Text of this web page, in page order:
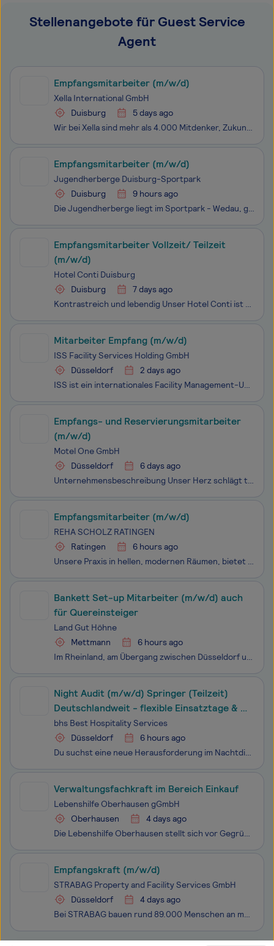
Stellenangebote für Guest Service
Agent
Empfangsmitarbeiter (m/w/d)
Xella International GmbH
Duisburg
5 days ago
Wir bei Xella sind mehr als 4.000 Mitdenker, Zukunftsgestalter, Anpacker und Impulsgeber für die Zukunft des Bauens. Nationale und internationale Projekte (wie die Mitarbeit beim Marissa Ferienpark, Nationalstadion in Budapest oder das neue Nationalmuseum Oslo) im Bereich Bau- und Dämmstoffe, starke
Empfangsmitarbeiter (m/w/d)
Jugendherberge Duisburg-Sportpark
Duisburg
9 hours ago
Die Jugendherberge liegt im Sportpark - Wedau, gegenüber der Schauinsland - Reisen Arena Duisburg. Die Jugendherberge verfügt über 220 Betten in 70 Zimmern. Des Weiteren verfügt das Haus über eine Sporthalle sowie 7, auf dem neuesten Stand der Technik eingerichtete Tagungsräume für bis zu 180 Perso
Empfangsmitarbeiter Vollzeit/ Teilzeit
(m/w/d)
Hotel Conti Duisburg
Duisburg
7 days ago
Kontrastreich und lebendig Unser Hotel Conti ist ein charmantes Businesshotel. Wir befinden uns in top Citylage und unsere Gästezimmer sind trotzdem absolut ruhig. Die Verkehrsanbindung zum Flughafen und zur Messe Düsseldorf, zur Messe Essen, zur Autobahn, zum Duisburger Hauptbahnhof und zum Landsch
Mitarbeiter Empfang (m/w/d)
ISS Facility Services Holding GmbH
Düsseldorf
2 days ago
ISS ist ein internationales Facility Management-Unternehmen: Wir erbringen unterschiedliche Dienstleistungen rund um die Bewirtschaftung von Gebäuden, Büros, Produktionsstätten und technischen Anlagen. Unsere Mitarbeitenden leisten Services in den Bereichen Technik, Reinigung, Catering, Security, Ba
Empfangs- und Reservierungsmitarbeiter
(m/w/d)
Motel One GmbH
Düsseldorf
6 days ago
Unternehmensbeschreibung Unser Herz schlägt türkis. Arbeiten in der Motel One Group ist wie zu Freunden kommen, wo Wertschätzung und Unterstützung großgeschrieben werden und die individuelle Persönlichkeit willkommen ist. Wir begegnen uns auf Augenhöhe und verstehen uns als ein Team: von der G
Empfangsmitarbeiter (m/w/d)
REHA SCHOLZ RATINGEN
Ratingen
6 hours ago
Unsere Praxis in hellen, modernen Räumen, bietet umfangreiche Behandlungsmöglichkeiten. Sie liegt im Herzen der alten Bergischen Hauptstadt Ratingen im Norden von Düsseldorf. Unsere Patienten kommen vorwiegend aus dem orthopädischen und chirurgischen, teilweise auch neurologischen Bereich. Anstellu
Bankett Set-up Mitarbeiter (m/w/d) auch
für Quereinsteiger
Land Gut Höhne
Mettmann
6 hours ago
Im Rheinland, am Übergang zwischen Düsseldorf und Mettmann, nahe dem Neandertal liegt Land Gut Höhne. Das Bio-Hotel ist mit 135 Zimmern, 16 Veranstaltungsräumen, dem Gutshof-Restaurant und der Neandertal Therme in einen naturbelassenen Park eingebettet. Die Nähe zur A3, zu Großstätten und zum Flugha
Night Audit (m/w/d) Springer (Teilzeit)
Deutschlandweit - flexible Einsatztage & -
orte
bhs Best Hospitality Services
Düsseldorf
6 hours ago
Du suchst eine neue Herausforderung im Nachtdienst und möchtest deine Stärken in einem wertschätzenden Umfeld einbringen? Wir suchen engagierte Persönlichkeiten, die auch in den Nachtstunden für einen reibungslosen Ablauf und eine angenehme Atmosphäre sorgen. Wenn du zuverlässig bist, gerne Verantwo
Verwaltungsfachkraft im Bereich Einkauf
Lebenshilfe Oberhausen gGmbH
Oberhausen
4 days ago
Die Lebenshilfe Oberhausen stellt sich vor Gegründet im Jahre 1963 ist die Lebenshilfe Oberhausen heute Träger von zahlreichen Einrichtungen zur Förderung und Betreuung geistig behinderter Menschen aller Altersstufen. Aufgaben und Zweck sind Hilfen für Menschen mit geistiger oder vergleichbar
Empfangskraft (m/w/d)
STRABAG Property and Facility Services GmbH
Düsseldorf
4 days ago
Bei STRABAG bauen rund 89.000 Menschen an mehr als 2.400 Standorten weltweit am Fortschritt. Einzigartigkeit und individuelle Stärken kennzeichnen dabei nicht nur unsere Projekte, sondern auch jede:n Einzelne:n von uns. Ob im Hoch- und Ingenieurbau, Straßen- und Tiefbau, Brücken- und Tunnelbau, in d